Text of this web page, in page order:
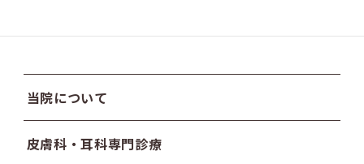
当院について
皮膚科・耳科専門診療